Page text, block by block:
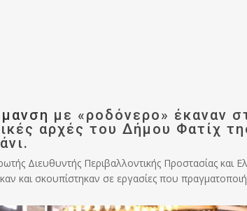
με «ροδόνερο» έκαναν
αρχές του Δήμου Φατίχ
Διευθυντής Περιβαλλοντικής Προστασίας και
και σκουπίστηκαν σε εργασίες που